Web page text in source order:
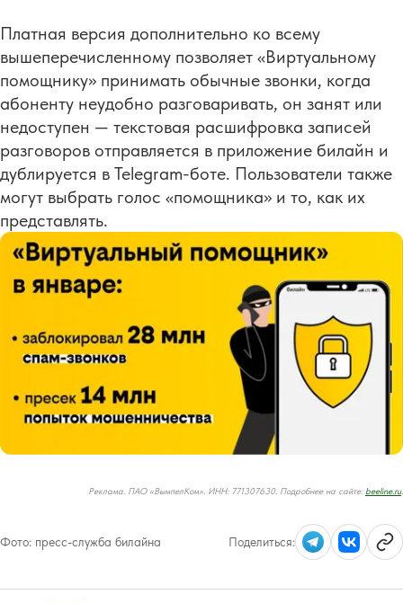
Платная версия дополнительно ко всему
вышеперечисленному позволяет «Виртуальному
помощнику» принимать обычные звонки, когда
абоненту неудобно разговаривать, он занят или
недоступен — текстовая расшифровка записей
разговоров отправляется в приложение билайн и
дублируется в Telegram-боте. Пользователи также
могут выбрать голос «помощника» и то, как их
представлять.
Реклама. ПАО «ВымпелКом». ИНН: 771307630. Подробнее на сайте: beeline.ru.
Фото: пресс-служба билайна Поделиться: